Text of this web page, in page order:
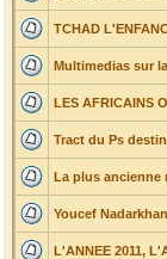
TCHAD
Multimedias sur
LES AFRICAINS
Tract du Ps
La plus ancienne
Youcef
L'ANNEE 2011,